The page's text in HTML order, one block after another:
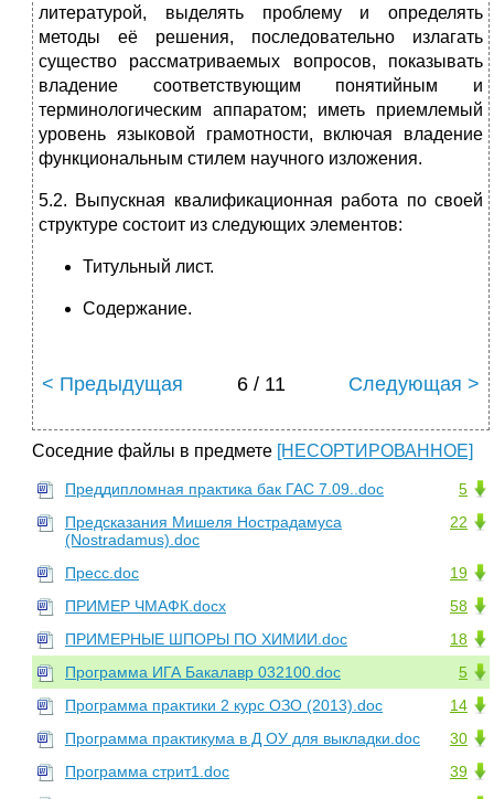
литературой, выделять проблему и определять
методы её решения, последовательно излагать
существо рассматриваемых вопросов, показывать
владение соответствующим понятийным и
терминологическим аппаратом; иметь приемлемый
уровень языковой грамотности, включая владение
функциональным стилем научного изложения.
5.2. Выпускная квалификационная работа по своей
структуре состоит из следующих элементов:
Титульный лист.
Содержание.
< Предыдущая 6 / 11 Следующая >
Соседние файлы в предмете [НЕСОРТИРОВАННОЕ]
5
Преддипломная практика бак ГАС 7.09..doc
22
Предсказания Мишеля Нострадамуса
(Nostradamus).doc
19
Пресс.doc
58
ПРИМЕР ЧМАФК.docx
18
ПРИМЕРНЫЕ ШПОРЫ ПО ХИМИИ.doc
5
Программа ИГА Бакалавр 032100.doc
14
Программа практики 2 курс ОЗО (2013).doc
30
Программа практикума в Д ОУ для выкладки.doc
39
Программа стрит1.doc